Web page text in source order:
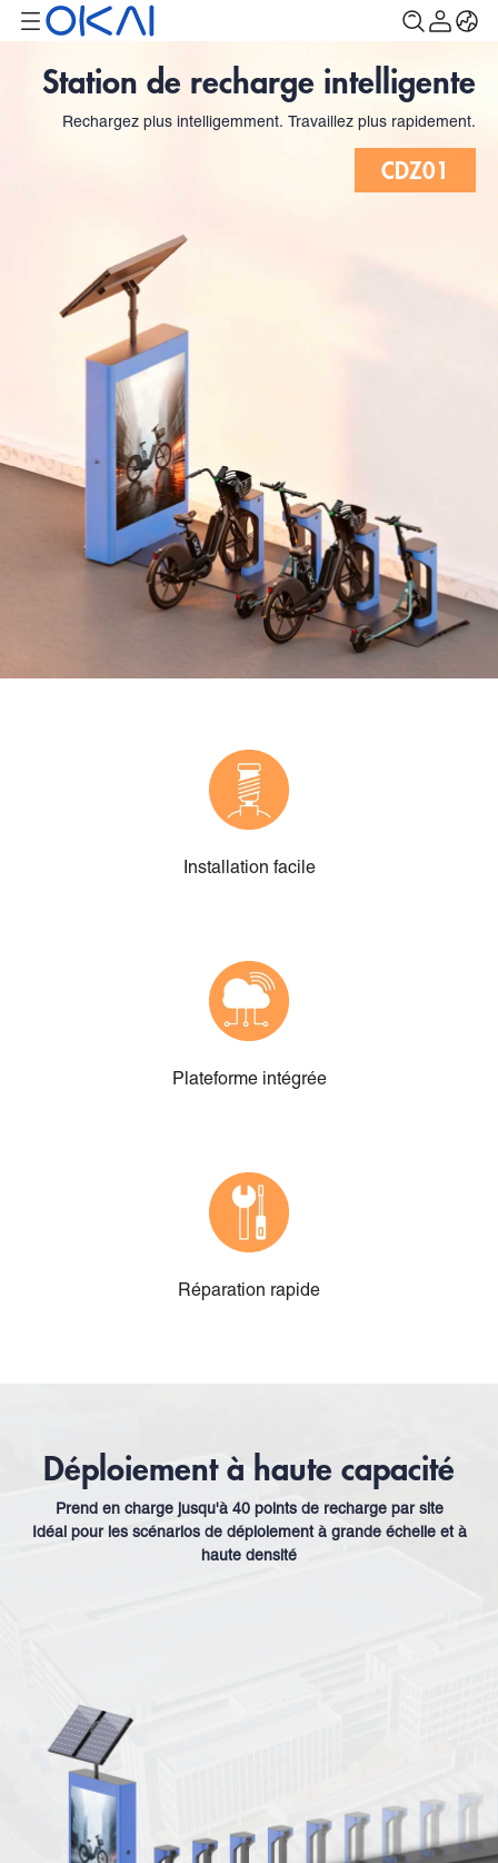
Station de recharge intelligente
Rechargez plus intelligemment. Travaillez plus rapidement.
CDZ01
Installation facile
Plateforme intégrée
Réparation rapide
Déploiement à haute capacité
Prend en charge jusqu'à 40 points de recharge par site
Idéal pour les scénarios de déploiement à grande échelle et à
haute densité